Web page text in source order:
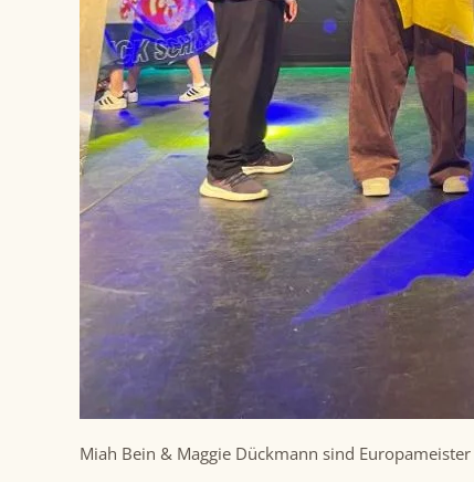
Miah Bein & Maggie Dückmann sind